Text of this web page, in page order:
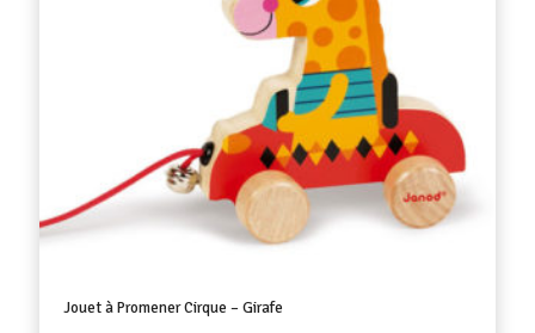
Jouet à Promener Cirque – Girafe